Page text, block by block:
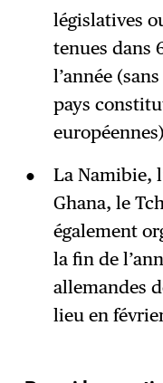
législatives
tenues dans
l’année
pays
La Namibie,
Ghana, le
également
la fin de
allemandes
lieu en